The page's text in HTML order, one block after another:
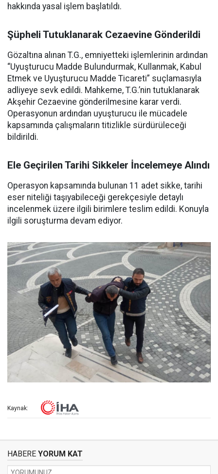
hakkında yasal işlem başlatıldı.
Şüpheli Tutuklanarak Cezaevine Gönderildi
Gözaltına alınan T.G., emniyetteki işlemlerinin ardından
“Uyuşturucu Madde Bulundurmak, Kullanmak, Kabul
Etmek ve Uyuşturucu Madde Ticareti” suçlamasıyla
adliyeye sevk edildi. Mahkeme, T.G.’nin tutuklanarak
Akşehir Cezaevine gönderilmesine karar verdi.
Operasyonun ardından uyuşturucu ile mücadele
kapsamında çalışmaların titizlikle sürdürüleceği
bildirildi.
Ele Geçirilen Tarihi Sikkeler İncelemeye Alındı
Operasyon kapsamında bulunan 11 adet sikke, tarihi
eser niteliği taşıyabileceği gerekçesiyle detaylı
incelenmek üzere ilgili birimlere teslim edildi. Konuyla
ilgili soruşturma devam ediyor.
Kaynak:
HABERE YORUM KAT